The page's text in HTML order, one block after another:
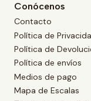
Conócenos
Contacto
Política de
Política de
Política de envíos
Medios de pago
Mapa de Escalas